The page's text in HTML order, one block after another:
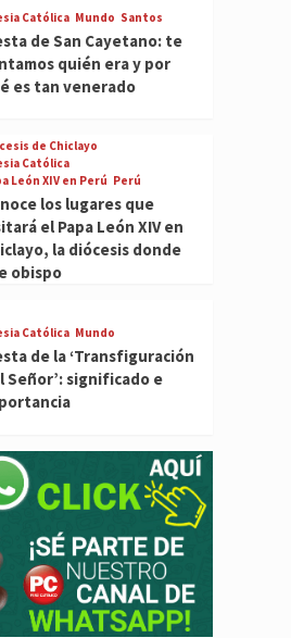
Católica Mundo Santos
de San Cayetano: te
quién era y por
es tan venerado
de Chiclayo
Católica
León XIV en Perú Perú
los lugares que
el Papa León XIV en
la diócesis donde
obispo
Católica Mundo
de la ‘Transfiguración
Señor’: significado e